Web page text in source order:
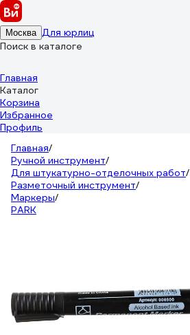
Москва Для юрлиц
Поиск в каталоге
Главная
Каталог
Корзина
Избранное
Профиль
Главная/
Ручной инструмент/
Для штукатурно-отделочных работ/
Разметочный инструмент/
Маркеры/
PARK